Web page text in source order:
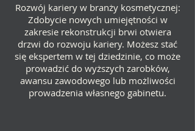
Rozwój kariery w branży kosmetycznej:
Zdobycie nowych umiejętności w
zakresie rekonstrukcji brwi otwiera
drzwi do rozwoju kariery. Możesz stać
się ekspertem w tej dziedzinie, co może
prowadzić do wyższych zarobków,
awansu zawodowego lub możliwości
prowadzenia własnego gabinetu.